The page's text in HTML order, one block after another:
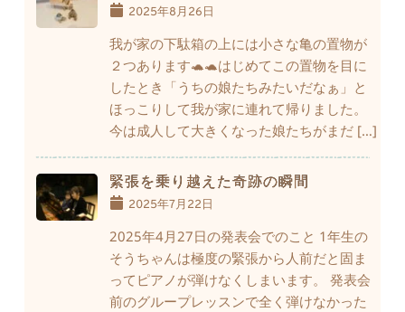
2025年8月26日
我が家の下駄箱の上には小さな亀の置物が
２つあります🐢🐢はじめてこの置物を目に
したとき「うちの娘たちみたいだなぁ」と
ほっこりして我が家に連れて帰りました。
今は成人して大きくなった娘たちがまだ […]
緊張を乗り越えた奇跡の瞬間
2025年7月22日
2025年4月27日の発表会でのこと 1年生の
そうちゃんは極度の緊張から人前だと固ま
ってピアノが弾けなくしまいます。 発表会
前のグループレッスンで全く弾けなかった